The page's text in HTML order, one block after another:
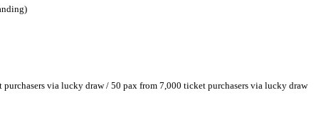
via lucky draw / 50 pax from 7,000 ticket purchasers via lucky draw